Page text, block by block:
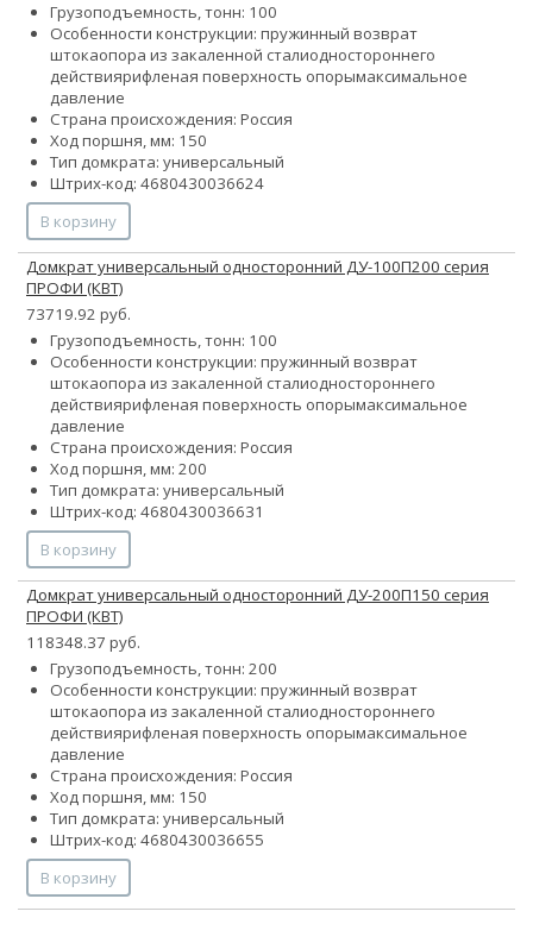
Грузоподъемность, тонн: 100
Особенности конструкции: пружинный возврат
штокаопора из закаленной сталиодностороннего
действиярифленая поверхность опорымаксимальное
давление
Страна происхождения: Россия
Ход поршня, мм: 150
Тип домкрата: универсальный
Штрих-код: 4680430036624
В корзину
Домкрат универсальный односторонний ДУ-100П200 серия
ПРОФИ (КВТ)
73719.92 руб.
Грузоподъемность, тонн: 100
Особенности конструкции: пружинный возврат
штокаопора из закаленной сталиодностороннего
действиярифленая поверхность опорымаксимальное
давление
Страна происхождения: Россия
Ход поршня, мм: 200
Тип домкрата: универсальный
Штрих-код: 4680430036631
В корзину
Домкрат универсальный односторонний ДУ-200П150 серия
ПРОФИ (КВТ)
118348.37 руб.
Грузоподъемность, тонн: 200
Особенности конструкции: пружинный возврат
штокаопора из закаленной сталиодностороннего
действиярифленая поверхность опорымаксимальное
давление
Страна происхождения: Россия
Ход поршня, мм: 150
Тип домкрата: универсальный
Штрих-код: 4680430036655
В корзину